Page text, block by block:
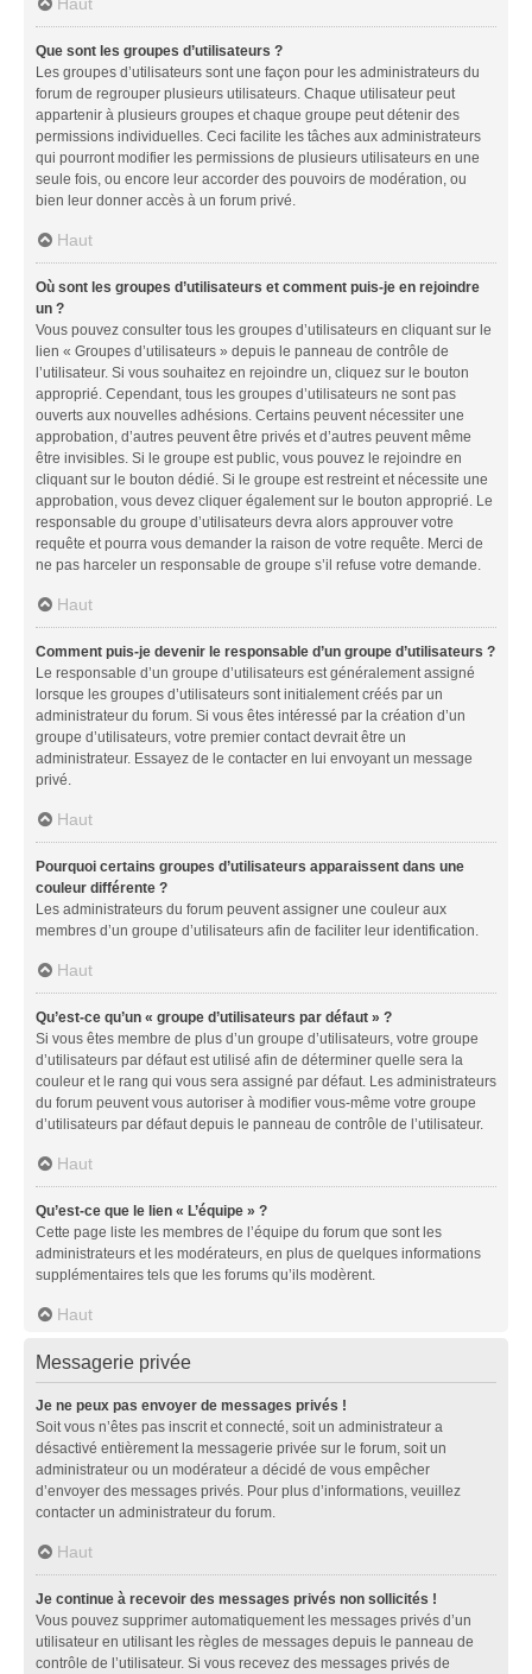
Que sont les groupes d’utilisateurs ?
Les groupes d’utilisateurs sont une façon pour les administrateurs du
forum de regrouper plusieurs utilisateurs. Chaque utilisateur peut
appartenir à plusieurs groupes et chaque groupe peut détenir des
permissions individuelles. Ceci facilite les tâches aux administrateurs
qui pourront modifier les permissions de plusieurs utilisateurs en une
seule fois, ou encore leur accorder des pouvoirs de modération, ou
bien leur donner accès à un forum privé.
Haut
Où sont les groupes d’utilisateurs et comment puis-je en rejoindre
un ?
Vous pouvez consulter tous les groupes d’utilisateurs en cliquant sur le
lien « Groupes d’utilisateurs » depuis le panneau de contrôle de
l’utilisateur. Si vous souhaitez en rejoindre un, cliquez sur le bouton
approprié. Cependant, tous les groupes d’utilisateurs ne sont pas
ouverts aux nouvelles adhésions. Certains peuvent nécessiter une
approbation, d’autres peuvent être privés et d’autres peuvent même
être invisibles. Si le groupe est public, vous pouvez le rejoindre en
cliquant sur le bouton dédié. Si le groupe est restreint et nécessite une
approbation, vous devez cliquer également sur le bouton approprié. Le
responsable du groupe d’utilisateurs devra alors approuver votre
requête et pourra vous demander la raison de votre requête. Merci de
ne pas harceler un responsable de groupe s’il refuse votre demande.
Haut
Comment puis-je devenir le responsable d’un groupe d’utilisateurs ?
Le responsable d’un groupe d’utilisateurs est généralement assigné
lorsque les groupes d’utilisateurs sont initialement créés par un
administrateur du forum. Si vous êtes intéressé par la création d’un
groupe d’utilisateurs, votre premier contact devrait être un
administrateur. Essayez de le contacter en lui envoyant un message
privé.
Haut
Pourquoi certains groupes d’utilisateurs apparaissent dans une
couleur différente ?
Les administrateurs du forum peuvent assigner une couleur aux
membres d’un groupe d’utilisateurs afin de faciliter leur identification.
Haut
Qu’est-ce qu’un « groupe d’utilisateurs par défaut » ?
Si vous êtes membre de plus d’un groupe d’utilisateurs, votre groupe
d’utilisateurs par défaut est utilisé afin de déterminer quelle sera la
couleur et le rang qui vous sera assigné par défaut. Les administrateurs
du forum peuvent vous autoriser à modifier vous-même votre groupe
d’utilisateurs par défaut depuis le panneau de contrôle de l’utilisateur.
Haut
Qu’est-ce que le lien « L’équipe » ?
Cette page liste les membres de l’équipe du forum que sont les
administrateurs et les modérateurs, en plus de quelques informations
supplémentaires tels que les forums qu’ils modèrent.
Haut
Messagerie privée
Je ne peux pas envoyer de messages privés !
Soit vous n’êtes pas inscrit et connecté, soit un administrateur a
désactivé entièrement la messagerie privée sur le forum, soit un
administrateur ou un modérateur a décidé de vous empêcher
d’envoyer des messages privés. Pour plus d’informations, veuillez
contacter un administrateur du forum.
Haut
Je continue à recevoir des messages privés non sollicités !
Vous pouvez supprimer automatiquement les messages privés d’un
utilisateur en utilisant les règles de messages depuis le panneau de
contrôle de l’utilisateur. Si vous recevez des messages privés de